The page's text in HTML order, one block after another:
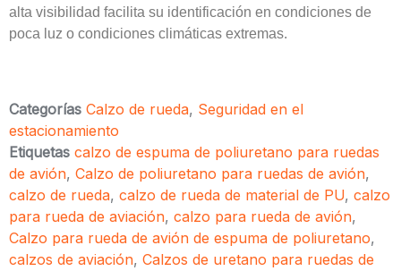
alta visibilidad facilita su identificación en condiciones de
poca luz o condiciones climáticas extremas.
Categorías Calzo de rueda, Seguridad en el
estacionamiento
Etiquetas calzo de espuma de poliuretano para ruedas
de avión, Calzo de poliuretano para ruedas de avión,
calzo de rueda, calzo de rueda de material de PU, calzo
para rueda de aviación, calzo para rueda de avión,
Calzo para rueda de avión de espuma de poliuretano,
calzos de aviación, Calzos de uretano para ruedas de